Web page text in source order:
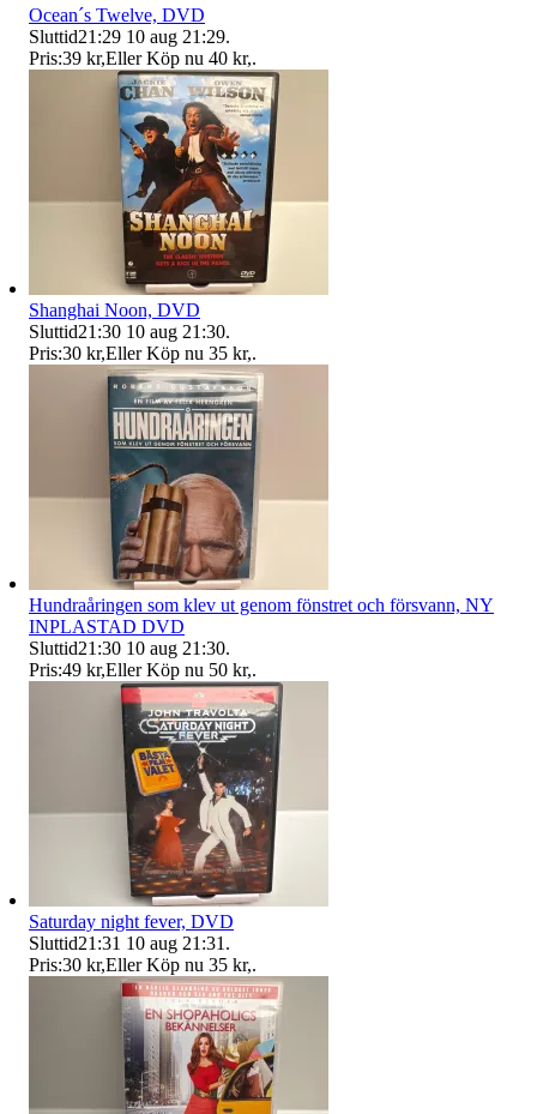
Ocean´s Twelve, DVD
Sluttid21:29 10 aug 21:29.
Pris:39 kr,Eller Köp nu 40 kr,.
Shanghai Noon, DVD
Sluttid21:30 10 aug 21:30.
Pris:30 kr,Eller Köp nu 35 kr,.
Hundraåringen som klev ut genom fönstret och försvann, NY
INPLASTAD DVD
Sluttid21:30 10 aug 21:30.
Pris:49 kr,Eller Köp nu 50 kr,.
Saturday night fever, DVD
Sluttid21:31 10 aug 21:31 .
Pris:30 kr,Eller Köp nu 35 kr,.